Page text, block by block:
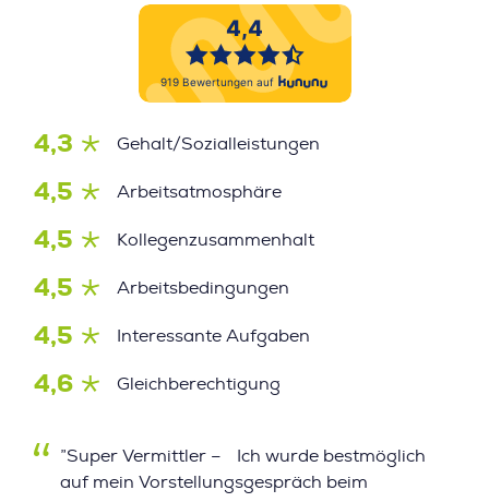
4,3 Gehalt/Sozialleistungen
4,5 Arbeitsatmosphäre
4,5 Kollegenzusammenhalt
4,5 Arbeitsbedingungen
4,5 Interessante Aufgaben
4,6 Gleichberechtigung
”Super Vermittler – Ich wurde bestmöglich
auf mein Vorstellungsgespräch beim